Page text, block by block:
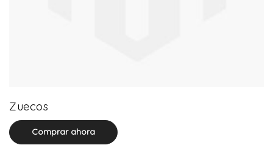
Zuecos
Comprar ahora